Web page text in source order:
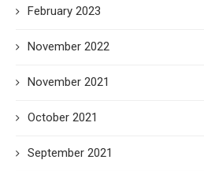
February 2023
November 2022
November 2021
October 2021
September 2021